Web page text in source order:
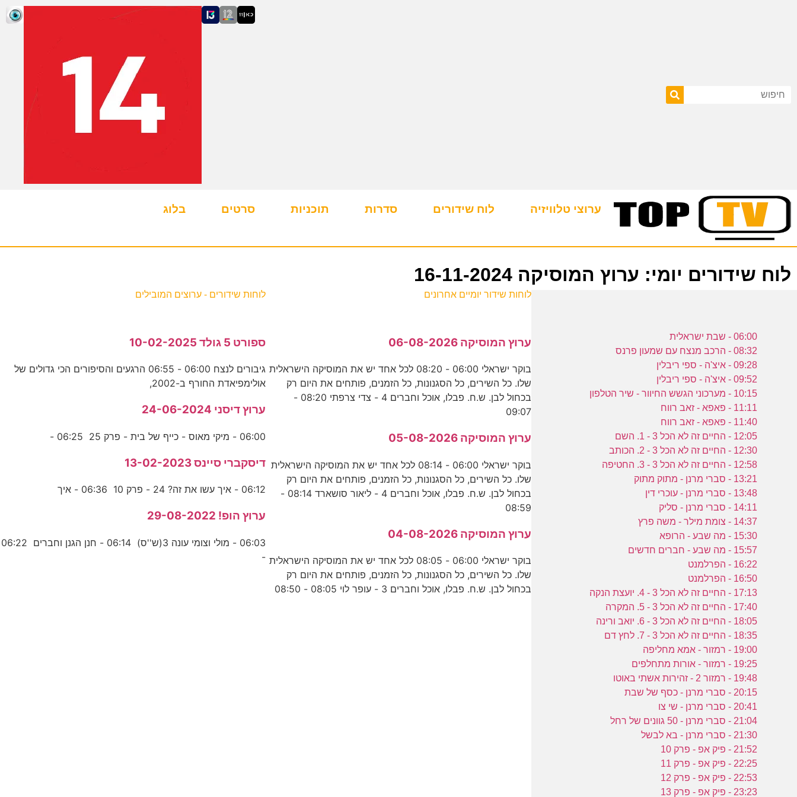
ערוצי טלוויזיה לוח שידורים סדרות תוכניות סרטים בלוג
לוח שידורים יומי: ערוץ המוסיקה 16-11-2024
06:00 - שבת ישראלית
08:32 - הרכב מנצח עם שמעון פרנס
09:28 - איצ'ה - ספי ריבלין
09:52 - איצ'ה - ספי ריבלין
10:15 - מערכוני הגשש החיוור - שיר הטלפון
11:11 - פאפא - זאב רווח
11:40 - פאפא - זאב רווח
12:05 - החיים זה לא הכל 3 - 1. השם
12:30 - החיים זה לא הכל 3 - 2. הכותב
12:58 - החיים זה לא הכל 3 - 3. החטיפה
13:21 - סברי מרנן - מתוק מתוק
13:48 - סברי מרנן - עוכרי דין
14:11 - סברי מרנן - סליק
14:37 - צומת מילר - משה פרץ
15:30 - מה שבע - הרופא
15:57 - מה שבע - חברים חדשים
16:22 - הפרלמנט
16:50 - הפרלמנט
17:13 - החיים זה לא הכל 3 - 4. יועצת הנקה
17:40 - החיים זה לא הכל 3 - 5. המקרה
18:05 - החיים זה לא הכל 3 - 6. יואב ורינה
18:35 - החיים זה לא הכל 3 - 7. לחץ דם
19:00 - רמזור - אמא מחליפה
19:25 - רמזור - אורות מתחלפים
19:48 - רמזור 2 - זהירות אשתי באוטו
20:15 - סברי מרנן - כסף של שבת
20:41 - סברי מרנן - שי צו
21:04 - סברי מרנן - 50 גוונים של רחל
21:30 - סברי מרנן - בא לבשל
21:52 - פיק אפ - פרק 10
22:25 - פיק אפ - פרק 11
22:53 - פיק אפ - פרק 12
23:23 - פיק אפ - פרק 13
לוחות שידור יומיים אחרונים
ערוץ המוסיקה 06-08-2026
בוקר ישראלי 06:00 - 08:20 לכל אחד יש את המוסיקה הישראלית
שלו. כל השירים, כל הסגנונות, כל הזמנים, פותחים את היום רק
בכחול לבן. ש.ח. פבלו, אוכל וחברים 4 - צדי צרפתי 08:20 -
09:07
ערוץ המוסיקה 05-08-2026
בוקר ישראלי 06:00 - 08:14 לכל אחד יש את המוסיקה הישראלית
שלו. כל השירים, כל הסגנונות, כל הזמנים, פותחים את היום רק
בכחול לבן. ש.ח. פבלו, אוכל וחברים 4 - ליאור סושארד 08:14 -
08:59
ערוץ המוסיקה 04-08-2026
בוקר ישראלי 06:00 - 08:05 לכל אחד יש את המוסיקה הישראלית
שלו. כל השירים, כל הסגנונות, כל הזמנים, פותחים את היום רק
בכחול לבן. ש.ח. פבלו, אוכל וחברים 3 - עופר לוי 08:05 - 08:50
לוחות שידורים - ערוצים המובילים
ספורט 5 גולד 10-02-2025
גיבורים לנצח 06:00 - 06:55 הרגעים והסיפורים הכי גדולים של
אולימפיאדת החורף ב-2002,
ערוץ דיסני 24-06-2024
06:00 - מיקי מאוס - כייף של בית - פרק 25 06:25 -
דיסקברי סיינס 13-02-2023
06:12 - איך עשו את זה? 24 - פרק 10 06:36 - איך
ערוץ הופ! 29-08-2022
06:03 - מולי וצומי עונה 3(ש''ס) 06:14 - חנן הגנן וחברים 06:22
-